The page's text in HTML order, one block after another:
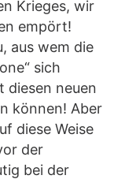
Krieges, wir
empört!
aus wem die
sich
diesen neuen
können! Aber
diese Weise
der
bei der